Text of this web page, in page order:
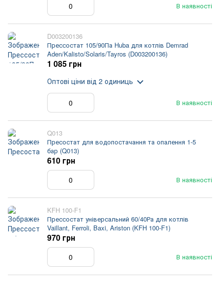
В наявності
D003200136
Прессостат 105/90Па Huba для котлів Demrad
Aden/Kalisto/Solaris/Tayros (D003200136)
В наявності
1 085 грн
Оптові ціни від 2 одиниць
Q013
Пресостат для водопостачання та опалення 1-5
бар (Q013)
В наявності
610 грн
KFH 100-F1
Прессостат універсальний 60/40Ра для котлів
Vaillant, Ferroli, Baxi, Ariston (KFH 100-F1)
В наявності
970 грн